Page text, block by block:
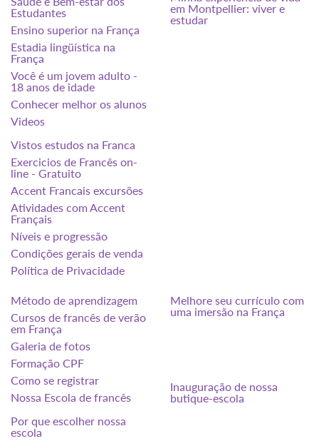
Estudantes
Ensino superior na França
Estadia lingüística na
França
Você é um jovem adulto -
18 anos de idade
Conhecer melhor os alunos
Videos
Vistos estudos na Franca
Exercicios de Francês on-
line - Gratuito
Accent Francais excursões
Atividades com Accent
Français
Níveis e progressão
Condições gerais de venda
Política de Privacidade
Método de aprendizagem
Cursos de francês de verão
em França
Galeria de fotos
Formação CPF
Como se registrar
Nossa Escola de francês
Por que escolher nossa
escola
em Montpellier: viver e
estudar
Melhore seu currículo com
uma imersão na França
Inauguração de nossa
butique-escola